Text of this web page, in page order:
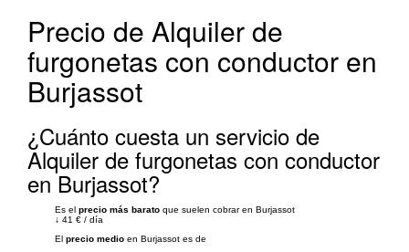
Precio de Alquiler de
furgonetas con conductor en
Burjassot
¿Cuánto cuesta un servicio de
Alquiler de furgonetas con conductor
en Burjassot?
Es el precio más barato que suelen cobrar en Burjassot
↓ 41 € / día
El precio medio en Burjassot es de